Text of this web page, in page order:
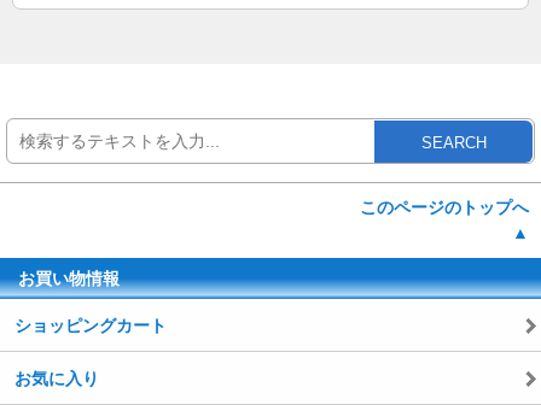
SEARCH
このページのトップへ
▲
お買い物情報
ショッピングカート
お気に入り